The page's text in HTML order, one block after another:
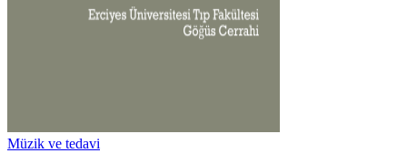
Müzik ve tedavi